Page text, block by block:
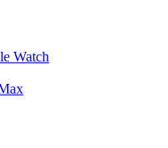
Watch